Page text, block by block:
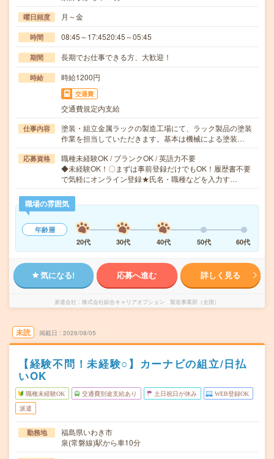
曜日頻度 月～金
時間 08:45～17:4520:45～05:45
期間 長期でお仕事できる方、大歓迎！
時給 時給1200円
交通費
交通費規定内支給
仕事内容
塗装・組立金属ラックの製造工場にて、ラック製品の塗装
作業を担当していただきます。基本は機械による塗装…
応募資格
職種未経験OK / ブランクOK / 英語力不要
◆未経験OK！〇まずは事前登録だけでもOK！履歴書不要
で気軽にオンライン登録★氏名・職種などを入力す…
職場の雰囲気
年齢層
20代
30代 40代 50代 60代
気になる! 応募へ進む 詳しく見る
派遣会社 株式会社綜合キャリアオプション 製造事業部（全国）
未読 掲載日 2026/08/05
【経験不問！未経験○】カーナビの組立/日払
いOK
職種未経験OK 交通費別途支給あり 土日祝日が休み WEB登録OK
派遣
勤務地
福島県いわき市
泉(常磐線)駅から車10分